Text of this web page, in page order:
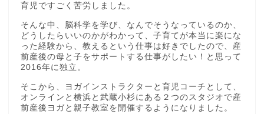
育児ですごく苦労しました。
そんな中、脳科学を学び、なんでそうなっているのか、
どうしたらいいのかがわかって、子育てが本当に楽にな
った経験から、教えるという仕事は好きでしたので、産
前産後の母と子をサポートする仕事がしたい！と思って
2016年に独立。
そこから、ヨガインストラクターと育児コーチとして、
オンラインと横浜と武蔵小杉にある２つのスタジオで産
前産後ヨガと親子教室を開催するようになりました。